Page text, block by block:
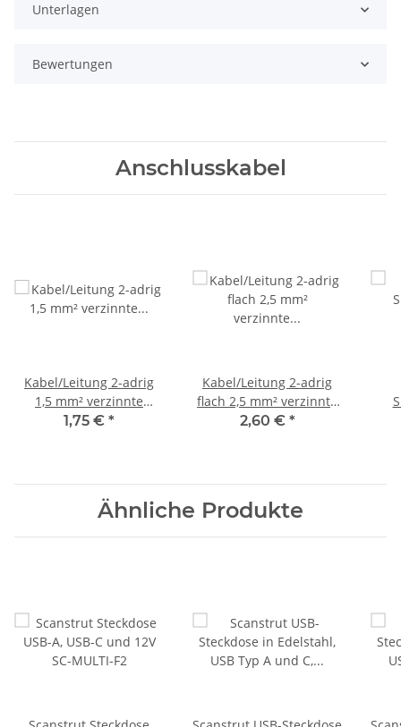
Unterlagen
Bewertungen
Anschlusskabel
Kabel/Leitung 2-adrig
1,5 mm² verzinnte
Litzenleitung
1,75 € *
Kabel/Leitung 2-adrig
flach 2,5 mm² verzinnte
Litzenleitung
2,60 € *
Ähnliche Produkte